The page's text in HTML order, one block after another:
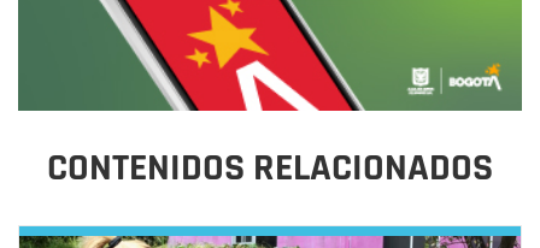
CONTENIDOS RELACIONADOS